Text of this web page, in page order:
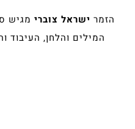
הזמר ישראל צוברי מגיש
המילים והלחן, העיבוד